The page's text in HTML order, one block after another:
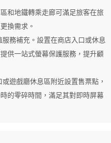
和地鐵轉乘走廊可滿足旅客在旅
換需求。
服務補充。設置在商店入口或休息
供一站式螢幕保護服務，提升顧
或遊戲廳休息區附近設置售票點，
的零碎時間，滿足其對即時屏幕